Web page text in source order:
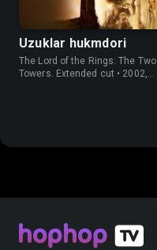
Uzuklar hukmdori
The Lord of the Rings: The Two
Towers. Extended cut • 2002,